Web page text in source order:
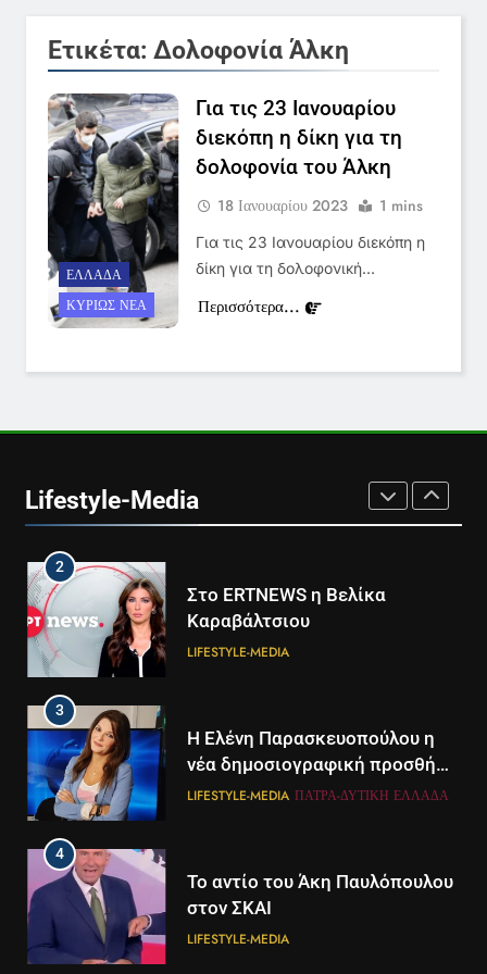
Ετικέτα: Δολοφονία Άλκη
ΕΛΛΆΔΑ
ΚΥΡΊΩΣ ΝΈΑ
Για τις 23 Ιανουαρίου
διεκόπη η δίκη για τη
δολοφονία του Άλκη
18 Ιανουαρίου 2023 1 mins
Για τις 23 Ιανουαρίου διεκόπη η
δίκη για τη δολοφονική…
Περισσότερα...
Lifestyle-Media
ανακοίνωση του σταθμού
LIFESTYLE-MEDIA
7
Τέλος από τον ΑΝΤ1 ο
8
Καθημερινή και The New York
LIFESTYLE-MEDIA
2
Στο ERTNEWS η Βελίκα
Καραβάλτσιου
LIFESTYLE-MEDIA
3
Η Ελένη Παρασκευοπούλου η
νέα δημοσιογραφική προσθήκη
του ΣΚΑΪ στην Πάτρα
LIFESTYLE-MEDIA ΠΆΤΡΑ-ΔΥΤΙΚΉ ΕΛΛΆΔΑ
4
Το αντίο του Άκη Παυλόπουλου
στον ΣΚΑΙ
LIFESTYLE-MEDIA